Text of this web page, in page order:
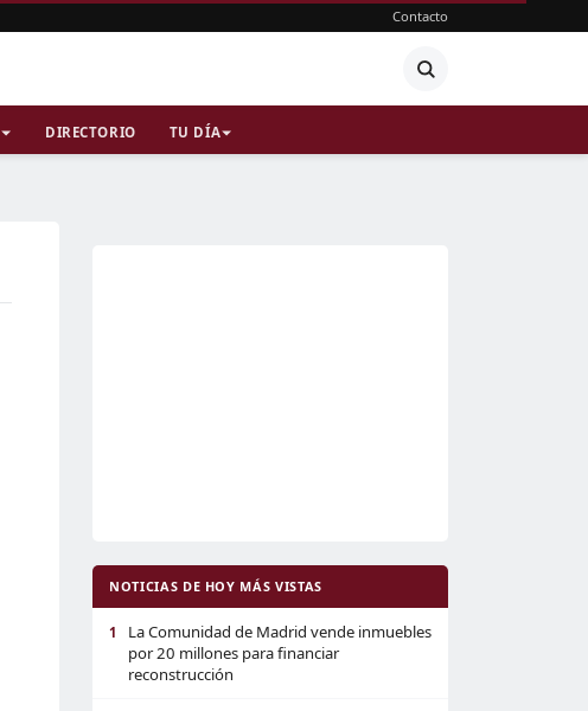
Contacto
DIRECTORIO TU DÍA
NOTICIAS DE HOY MÁS VISTAS
1
La Comunidad de Madrid vende inmuebles
por 20 millones para financiar
reconstrucción